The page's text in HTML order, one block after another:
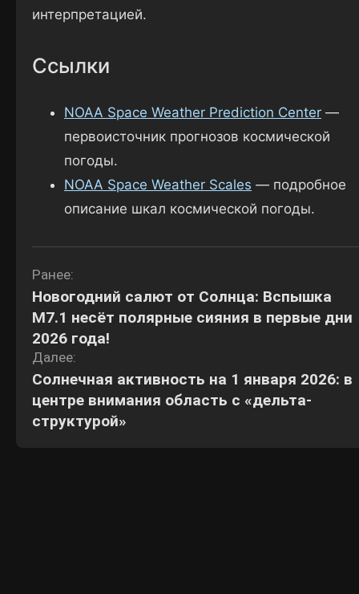
интерпретацией.
Ссылки
NOAA Space Weather Prediction Center —
первоисточник прогнозов космической
погоды.
NOAA Space Weather Scales — подробное
описание шкал космической погоды.
Навигация
по
записям
Ранее:
Новогодний салют от Солнца: Вспышка
M7.1 несёт полярные сияния в первые дни
2026 года!
Далее:
Солнечная активность на 1 января 2026: в
центре внимания область с «дельта-
структурой»